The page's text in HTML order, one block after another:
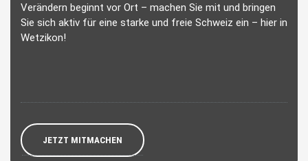
Verändern beginnt vor Ort – machen Sie mit und bringen
Sie sich aktiv für eine starke und freie Schweiz ein – hier in
Wetzikon!
JETZT MITMACHEN